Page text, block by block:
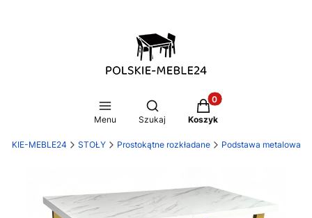
Menu
Otwórz wyszukiwarkę
Szukaj
Produkty w koszyku:
Koszyk
MEBLE24 STOŁY Prostokątne rozkładane Podstawa metalowa